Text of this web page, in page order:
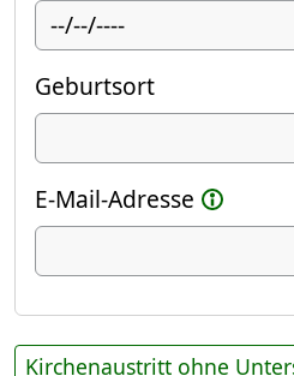
Geburtsort
E-Mail-Adresse
Kirchenaustritt ohne